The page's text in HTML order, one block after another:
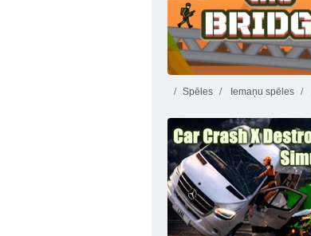
Smash mans auto
Bumbas tilts
Spēles Iemaņu spēles